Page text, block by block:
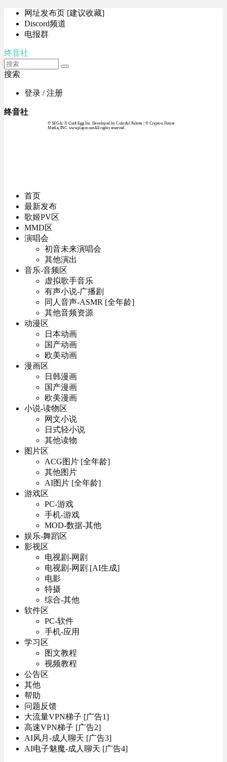
网址发布页 [建议收藏]
Discord频道
电报群
终音社
搜索
登录 / 注册
终音社
© SEGA / © Craft Egg Inc. Developed by Colorful Palette / © Crypton Future
Media, INC. www.piapro.netAll rights reserved.
首页
最新发布
歌姬PV区
MMD区
演唱会
初音未来演唱会
其他演出
音乐-音频区
虚拟歌手音乐
有声小说-广播剧
同人音声-ASMR [全年龄]
其他音频资源
动漫区
日本动画
国产动画
欧美动画
漫画区
日韩漫画
国产漫画
欧美漫画
小说-读物区
网文小说
日式轻小说
其他读物
图片区
ACG图片 [全年龄]
其他图片
AI图片 [全年龄]
游戏区
PC-游戏
手机-游戏
MOD-数据-其他
娱乐-舞蹈区
影视区
电视剧-网剧
电视剧-网剧 [AI生成]
电影
特摄
综合-其他
软件区
PC-软件
手机-应用
学习区
图文教程
视频教程
公告区
其他
帮助
问题反馈
大流量VPN梯子 [广告1]
高速VPN梯子 [广告2]
AI风月-成人聊天 [广告3]
AI电子魅魔-成人聊天 [广告4]